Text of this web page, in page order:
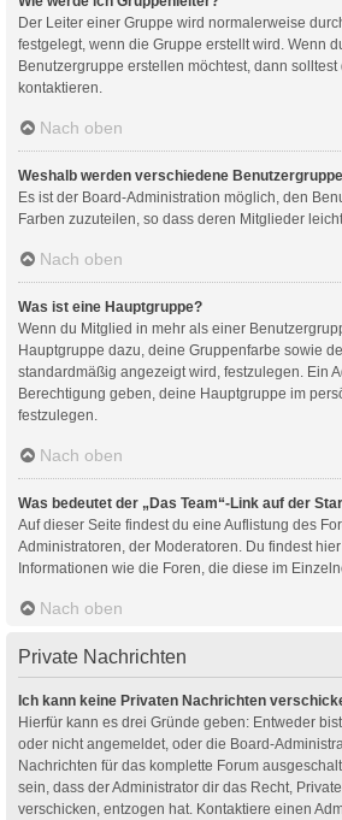
Der Leiter einer Gruppe wird normalerweise
festgelegt, wenn die Gruppe erstellt wird. Wenn
Benutzergruppe erstellen möchtest, dann
kontaktieren.
Nach oben
Weshalb werden verschiedene
Es ist der Board-Administration möglich, den
Farben zuzuteilen, so dass deren Mitglieder
Nach oben
Was ist eine Hauptgruppe?
Wenn du Mitglied in mehr als einer
Hauptgruppe dazu, deine Gruppenfarbe sowie
standardmäßig angezeigt wird, festzulegen. Ein
Berechtigung geben, deine Hauptgruppe im
festzulegen.
Nach oben
Was bedeutet der „Das Team“-Link auf der
Auf dieser Seite findest du eine Auflistung des
Administratoren, der Moderatoren. Du findest
Informationen wie die Foren, die diese im
Nach oben
Private Nachrichten
Ich kann keine Privaten Nachrichten
Hierfür kann es drei Gründe geben: Entweder
oder nicht angemeldet, oder die Board-
Nachrichten für das komplette Forum
sein, dass der Administrator dir das Recht,
verschicken, entzogen hat. Kontaktiere einen